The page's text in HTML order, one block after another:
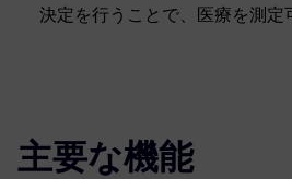
決定を行うことで、医療を測定
主要な機能